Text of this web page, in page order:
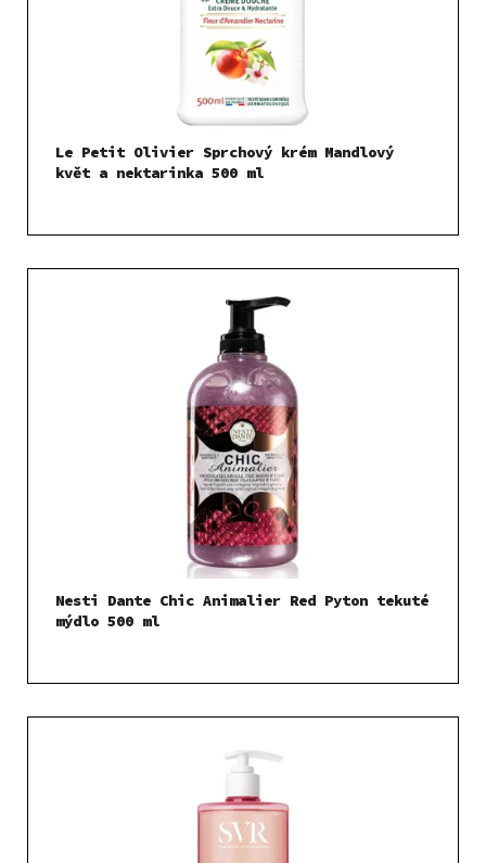
Le Petit Olivier Sprchový krém Mandlový
květ a nektarinka 500 ml
Nesti Dante Chic Animalier Red Pyton tekuté
mýdlo 500 ml